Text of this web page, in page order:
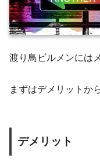
渡り鳥ビルメンには
まずはデメリットか
デメリット